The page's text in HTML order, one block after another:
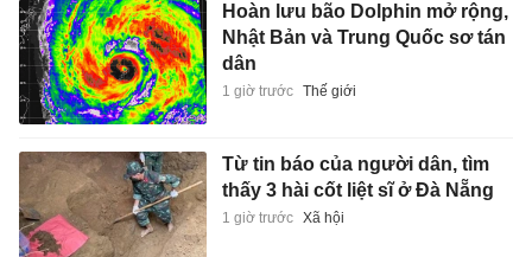
Hoàn lưu bão Dolphin mở rộng,
Nhật Bản và Trung Quốc sơ tán
dân
1 giờ trước Thế giới
Từ tin báo của người dân, tìm
thấy 3 hài cốt liệt sĩ ở Đà Nẵng
1 giờ trước Xã hội